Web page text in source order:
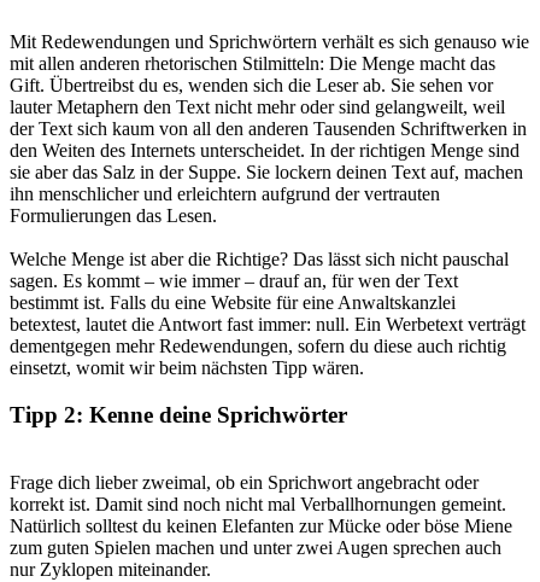
Mit Redewendungen und Sprichwörtern verhält es sich genauso wie
mit allen anderen rhetorischen Stilmitteln: Die Menge macht das
Gift. Übertreibst du es, wenden sich die Leser ab. Sie sehen vor
lauter Metaphern den Text nicht mehr oder sind gelangweilt, weil
der Text sich kaum von all den anderen Tausenden Schriftwerken in
den Weiten des Internets unterscheidet. In der richtigen Menge sind
sie aber das Salz in der Suppe. Sie lockern deinen Text auf, machen
ihn menschlicher und erleichtern aufgrund der vertrauten
Formulierungen das Lesen.
Welche Menge ist aber die Richtige? Das lässt sich nicht pauschal
sagen. Es kommt – wie immer – drauf an, für wen der Text
bestimmt ist. Falls du eine Website für eine Anwaltskanzlei
betextest, lautet die Antwort fast immer: null. Ein Werbetext verträgt
dementgegen mehr Redewendungen, sofern du diese auch richtig
einsetzt, womit wir beim nächsten Tipp wären.
Tipp 2: Kenne deine Sprichwörter
Frage dich lieber zweimal, ob ein Sprichwort angebracht oder
korrekt ist. Damit sind noch nicht mal Verballhornungen gemeint.
Natürlich solltest du keinen Elefanten zur Mücke oder böse Miene
zum guten Spielen machen und unter zwei Augen sprechen auch
nur Zyklopen miteinander.